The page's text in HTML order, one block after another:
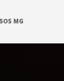
MG